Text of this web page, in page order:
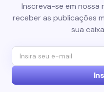
Inscreva-se em
receber as publicações
sua